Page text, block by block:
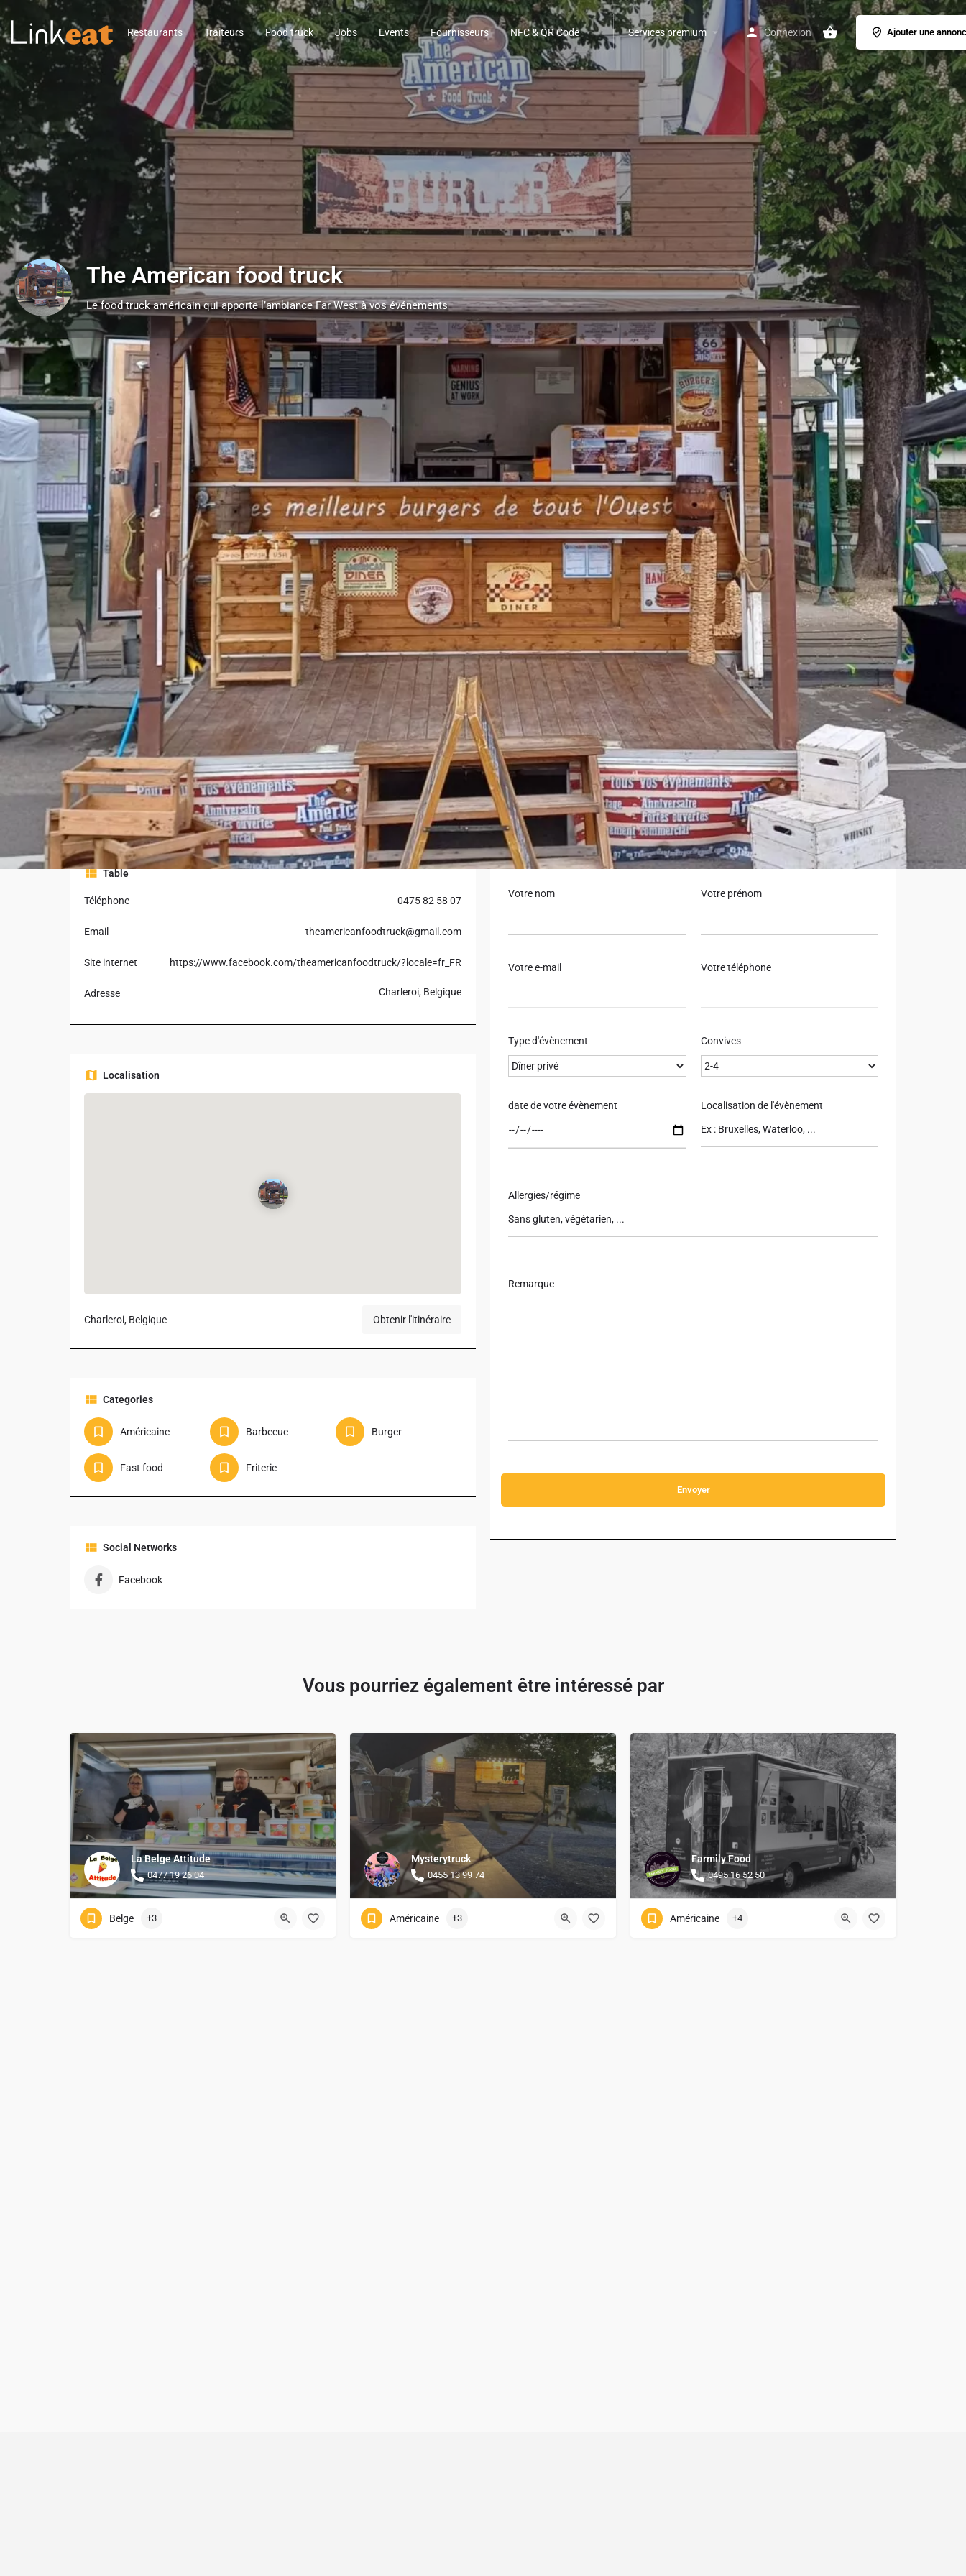
Restaurants Traiteurs Food truck Jobs Events Fournisseurs NFC & QR Code Services premium Connexion Ajouter une
The American food truck
Le food truck américain qui apporte l’ambiance Far West à vos événements
Profile
Appeler Site Web Revendiquer Un bug ?
Description
The American Food Truck plonge vos invités dans une véritable ambiance Far West
américaine, avec un food truck original inspiré des saloons de cow-boys, décor
western, terrasse conviviale et cuisine street-food généreuse. Idéal pour apporter une
touche immersive à un anniversaire, un mariage ou un événement d’entreprise, ce
concept mobile transforme chaque repas en expérience conviviale.
La carte met à l’honneur des burgers artisanaux préparés à partir de viande de bœuf
belge de qualité, accompagnés de pains artisanaux frais et de sauces maison. Les
convives peuvent découvrir plusieurs recettes gourmandes, des burgers classiques
aux créations plus généreuses inspirées de l’univers américain, sans oublier des
alternatives végétariennes et des menus adaptés aux enfants.
Pour prolonger le voyage culinaire, The American Food Truck propose également des
spécialités typiquement américaines comme le chili texan maison, des hot-dogs
gourmands, potatoes croustillantes et desserts artisanaux, le tout préparé avec une
attention particulière à la fraîcheur et au fait maison.
Basé à Charleroi et actif dans une large partie de la Belgique, The American Food
Truck se déplace pour des fêtes privées, mariages, festivals, événements corporate
ou family days, avec un service reconnu pour sa convivialité, sa rapidité et son décor
western qui marque durablement les invités.
Table
Téléphone 0475 82 58 07
Email theamericanfoodtruck@gmail.com
Site internet https://www.facebook.com/theamericanfoodtruck/?locale=fr_FR
Adresse Charleroi, Belgique
Localisation
Charleroi, Belgique Obtenir l'itinéraire
Categories
Américaine Barbecue Burger
Fast food Friterie
Social Networks
Facebook
Galerie
Demande de devis
Votre nom Votre prénom
Votre e-mail Votre téléphone
Type d'évènement Convives
date de votre évènement Localisation de l'évènement
Allergies/régime
Remarque
Vous pourriez également être intéressé par
La Belge Attitude
0477 19 26 04
Belge +3
Mysterytruck
0455 13 99 74
Américaine +3
Farmily Food
0495 16 52 50
Américaine +4